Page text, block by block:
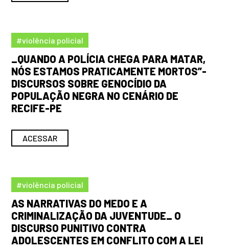
#violência policial
_QUANDO A POLÍCIA CHEGA PARA MATAR,
NÓS ESTAMOS PRATICAMENTE MORTOS”-
DISCURSOS SOBRE GENOCÍDIO DA
POPULAÇÃO NEGRA NO CENÁRIO DE
RECIFE-PE
ACESSAR
#violência policial
AS NARRATIVAS DO MEDO E A
CRIMINALIZAÇÃO DA JUVENTUDE_ O
DISCURSO PUNITIVO CONTRA
ADOLESCENTES EM CONFLITO COM A LEI